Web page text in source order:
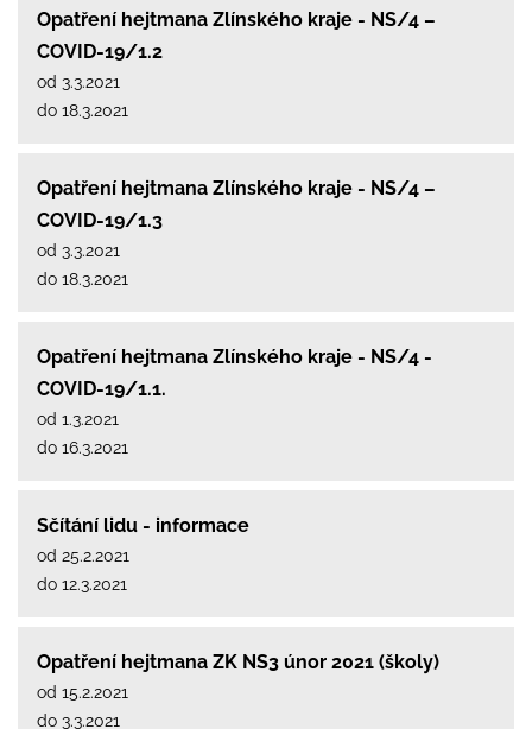
Opatření hejtmana Zlínského kraje - NS/4 –
COVID-19/1.2
od 3.3.2021
do 18.3.2021
Opatření hejtmana Zlínského kraje - NS/4 –
COVID-19/1.3
od 3.3.2021
do 18.3.2021
Opatření hejtmana Zlínského kraje - NS/4 -
COVID-19/1.1.
od 1.3.2021
do 16.3.2021
Sčítání lidu - informace
od 25.2.2021
do 12.3.2021
Opatření hejtmana ZK NS3 únor 2021 (školy)
od 15.2.2021
do 3.3.2021